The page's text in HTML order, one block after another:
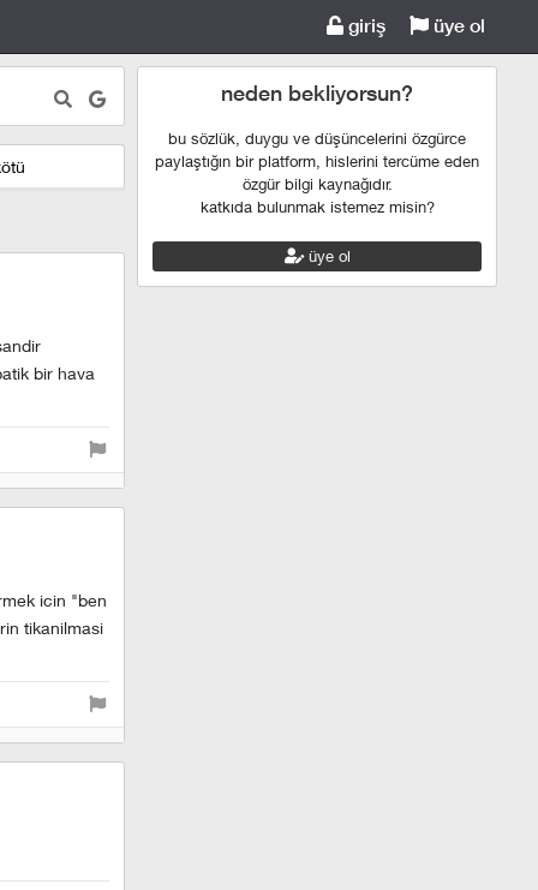
giriş üye ol
bir hava
icin "ben
tikanilmasi
neden bekliyorsun?
bu sözlük, duygu ve düşüncelerini özgürce
paylaştığın bir platform, hislerini tercüme eden
özgür bilgi kaynağıdır.
katkıda bulunmak istemez misin?
üye ol